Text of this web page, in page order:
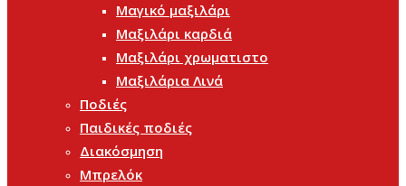
Μαγικό μαξιλάρι
Μαξιλάρι καρδιά
Μαξιλάρι χρωματιστο
Μαξιλάρια Λινά
Ποδιές
Παιδικές ποδιές
Διακόσμηση
Μπρελόκ